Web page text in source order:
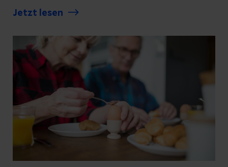
dahinter und wieso ist Vitamin D für uns
erklärt, warum unser Körper Sonnenlicht
braucht.
Jetzt lesen